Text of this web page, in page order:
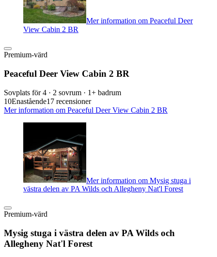
Mer information om Peaceful Deer
View Cabin 2 BR
Premium-värd
Peaceful Deer View Cabin 2 BR
Sovplats för 4 · 2 sovrum · 1+ badrum
10Enastående17 recensioner
Mer information om Peaceful Deer View Cabin 2 BR
Mer information om Mysig stuga i
västra delen av PA Wilds och Allegheny Nat'l Forest
Premium-värd
Mysig stuga i västra delen av PA Wilds och
Allegheny Nat'l Forest